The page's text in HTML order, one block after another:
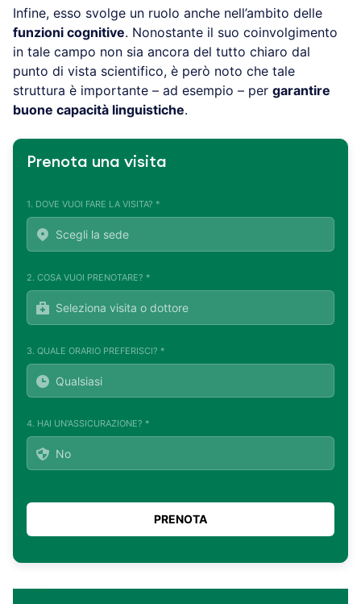
Infine, esso svolge un ruolo anche nell’ambito delle
funzioni cognitive. Nonostante il suo coinvolgimento
in tale campo non sia ancora del tutto chiaro dal
punto di vista scientifico, è però noto che tale
struttura è importante – ad esempio – per garantire
buone capacità linguistiche.
Prenota una visita
1. DOVE VUOI FARE LA VISITA? *
2. COSA VUOI PRENOTARE? *
3. QUALE ORARIO PREFERISCI? *
4. HAI UN'ASSICURAZIONE? *